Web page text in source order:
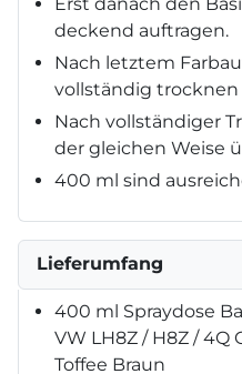
deckend auftragen.
Nach letztem
vollständig trocknen
Nach vollständiger
der gleichen Weise
400 ml sind
Lieferumfang
400 ml Spraydose
VW LH8Z / H8Z / 4Q
Toffee Braun